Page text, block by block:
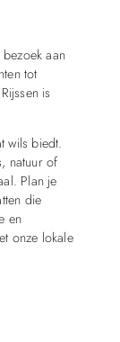
aan
tot
is
wils biedt.
natuur of
Plan je
die
en
onze lokale